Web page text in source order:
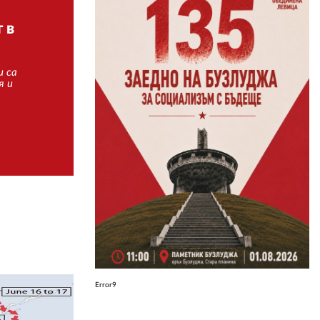
в
са
и
Error9
АВТОРИ
РЕДАКЦИЯ
РЕКЛАМА
АБОНАМЕНТ
УСЛОВИЯ ЗА ПОЛЗВАНЕ
ПОЛИТИКА ЗА БИСКВИТКИТЕ
ПОЛИТИКАТА ЗА